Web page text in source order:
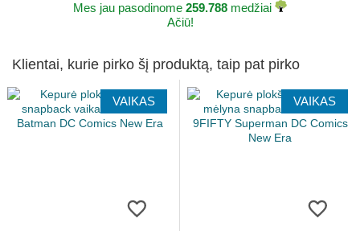
Mes jau pasodinome 259.788 medžiai
Ačiū!
Klientai, kurie pirko šį produktą, taip pat pirko
VAIKAS VAIKAS